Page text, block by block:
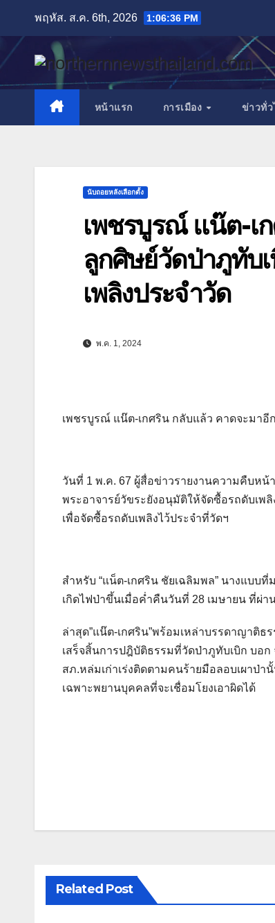
content
พฤหัส. ส.ค. 6th, 2026 1:06:36 PM
หน้าแรก การเมือง ข่าวทั่ว
นับถอยหลังเลือกตั้ง
เพชรบูรณ์ แน๊ต-เ
ลูกศิษย์วัดป่าภูทับ
เพลิงประจำวัด
พ.ค. 1, 2024
เพชรบูรณ์ แน๊ต-เกศริน กลับแล้ว คาดจะมาอี
วันที่ 1 พ.ค. 67 ผู้สื่อข่าวรายงานความคืบหน้
พระอาจารย์วัขระยังอนุมัติให้จัดซื้อรถดับเพ
เพื่อจัดซื้อรถดับเพลิงไว้ประจำที่วัดฯ
สำหรับ “แน็ต-เกศริน ชัยเฉลิมพล” นางแบบ
เกิดไฟป่าขึ้นเมื่อค่ำคืนวันที่ 28 เมษายน ที่ผ่
ล่าสุด”แน๊ต-เกศริน”พร้อมเหล่าบรรดาญาติธ
เสร็จสิ้นการปฎิบัติธรรมที่วัดป่าภูทับเบิก บอ
สภ.หล่มเก่าเร่งติดตามคนร้ายมือลอบเผาป่
เฉพาะพยานบุคคลที่จะเชื่อมโยงเอาผิดได้
Related Post